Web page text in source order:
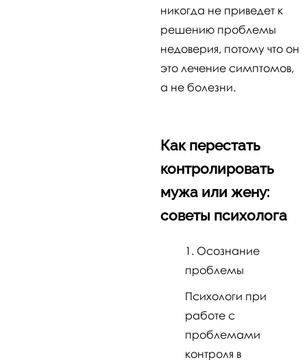
никогда не приведет к
решению проблемы
недоверия, потому что он
это лечение симптомов,
а не болезни.
Как перестать
контролировать
мужа или жену:
советы психолога
Осознание
проблемы
Психологи при
работе с
проблемами
контроля в